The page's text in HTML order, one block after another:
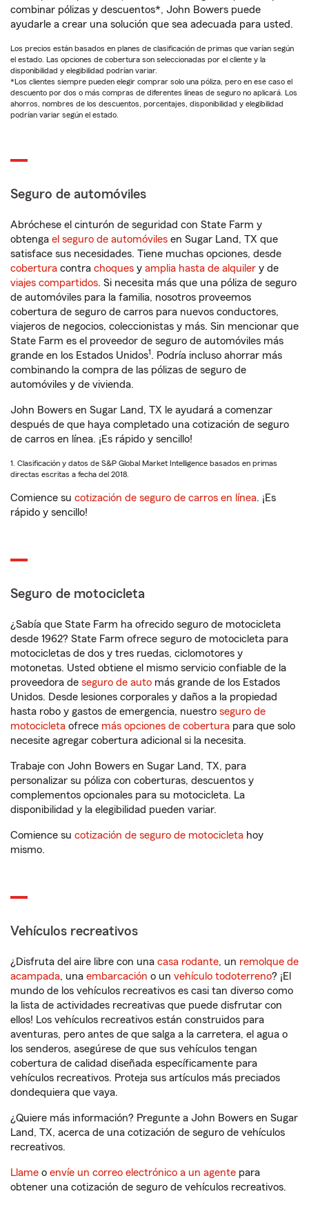
combinar pólizas y descuentos*, John Bowers puede
ayudarle a crear una solución que sea adecuada para usted.
Los precios están basados en planes de clasificación de primas que varían según
el estado. Las opciones de cobertura son seleccionadas por el cliente y la
disponibilidad y elegibilidad podrían variar.
*Los clientes siempre pueden elegir comprar solo una póliza, pero en ese caso el
descuento por dos o más compras de diferentes líneas de seguro no aplicará. Los
ahorros, nombres de los descuentos, porcentajes, disponibilidad y elegibilidad
podrían variar según el estado.
Seguro de automóviles
Abróchese el cinturón de seguridad con State Farm y
obtenga el seguro de automóviles en Sugar Land, TX que
satisface sus necesidades. Tiene muchas opciones, desde
cobertura contra choques y amplia hasta de alquiler y de
viajes compartidos. Si necesita más que una póliza de seguro
de automóviles para la familia, nosotros proveemos
cobertura de seguro de carros para nuevos conductores,
viajeros de negocios, coleccionistas y más. Sin mencionar que
State Farm es el proveedor de seguro de automóviles más
grande en los Estados Unidos1 . Podría incluso ahorrar más
combinando la compra de las pólizas de seguro de
automóviles y de vivienda.
John Bowers en Sugar Land, TX le ayudará a comenzar
después de que haya completado una cotización de seguro
de carros en línea. ¡Es rápido y sencillo!
1. Clasificación y datos de S&P Global Market Intelligence basados en primas
directas escritas a fecha del 2018.
Comience su cotización de seguro de carros en línea. ¡Es
rápido y sencillo!
Seguro de motocicleta
¿Sabía que State Farm ha ofrecido seguro de motocicleta
desde 1962? State Farm ofrece seguro de motocicleta para
motocicletas de dos y tres ruedas, ciclomotores y
motonetas. Usted obtiene el mismo servicio confiable de la
proveedora de seguro de auto más grande de los Estados
Unidos. Desde lesiones corporales y daños a la propiedad
hasta robo y gastos de emergencia, nuestro seguro de
motocicleta ofrece más opciones de cobertura para que solo
necesite agregar cobertura adicional si la necesita.
Trabaje con John Bowers en Sugar Land, TX, para
personalizar su póliza con coberturas, descuentos y
complementos opcionales para su motocicleta. La
disponibilidad y la elegibilidad pueden variar.
Comience su cotización de seguro de motocicleta hoy
mismo.
Vehículos recreativos
¿Disfruta del aire libre con una casa rodante, un remolque de
acampada, una embarcación o un vehículo todoterreno? ¡El
mundo de los vehículos recreativos es casi tan diverso como
la lista de actividades recreativas que puede disfrutar con
ellos! Los vehículos recreativos están construidos para
aventuras, pero antes de que salga a la carretera, el agua o
los senderos, asegúrese de que sus vehículos tengan
cobertura de calidad diseñada específicamente para
vehículos recreativos. Proteja sus artículos más preciados
dondequiera que vaya.
¿Quiere más información? Pregunte a John Bowers en Sugar
Land, TX, acerca de una cotización de seguro de vehículos
recreativos.
Llame o envíe un correo electrónico a un agente para
obtener una cotización de seguro de vehículos recreativos.